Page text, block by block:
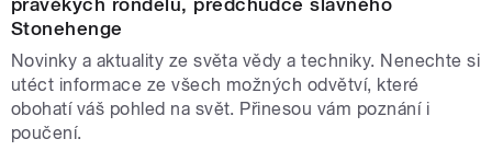
pravěkých rondelů, předchůdce slavného
Stonehenge
Novinky a aktuality ze světa vědy a techniky. Nenechte si
utéct informace ze všech možných odvětví, které
obohatí váš pohled na svět. Přinesou vám poznání i
poučení.